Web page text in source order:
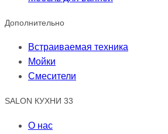
Дополнительно
Встраиваемая техника
Мойки
Смесители
SALON КУХНИ 33
О нас